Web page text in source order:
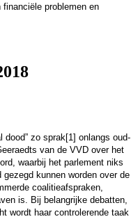
problemen en
zo sprak[1] onlangs oud-
van de VVD over het
waarbij het parlement niks
kunnen worden over de
coalitieafspraken,
is. Bij belangrijke debatten,
wordt haar controlerende taak